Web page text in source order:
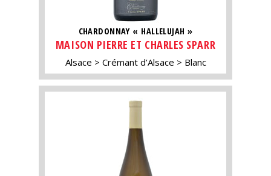
CHARDONNAY « HALLELUJAH »
MAISON PIERRE ET CHARLES SPARR
Alsace Crémant d’Alsace Blanc